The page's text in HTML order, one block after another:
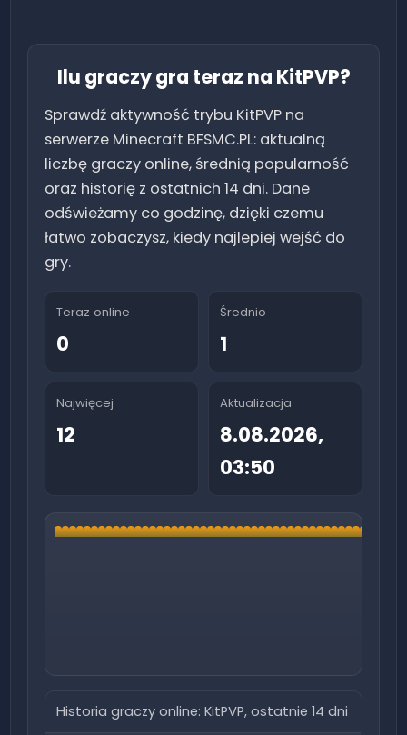
Ilu graczy gra teraz na KitPVP?
Sprawdź aktywność trybu KitPVP na
serwerze Minecraft BFSMC.PL: aktualną
liczbę graczy online, średnią popularność
oraz historię z ostatnich 14 dni. Dane
odświeżamy co godzinę, dzięki czemu
łatwo zobaczysz, kiedy najlepiej wejść do
gry.
Teraz online
0
Średnio
1
Najwięcej
12
Aktualizacja
8.08.2026,
03:50
Historia graczy online:KitPVP, ostatnie 14 dni